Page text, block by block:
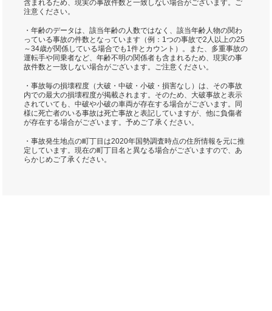
含まれるため、現実の事故件数と一致しない場合がございます。ご
注意ください。
・年齢のデータは、該当年齢の人数ではなく、該当年齢人物の関わ
っている事故の件数となっています（例：1つの事故で2人以上の25
～34歳が関係している場合でも1件とカウント）。また、多重事故の
運転手や同乗者など、年齢不明の関係者も含まれるため、現実の事
故件数と一致しない場合がございます。ご注意ください。
・事故毎の損壊程度（大破・中破・小破・損害なし）は、その事故
内での最大の損壊程度が掲載されます。そのため、大破事故と表示
されていても、中破や小破の車両が存在する場合がございます。同
様に死亡者のいる事故は死亡事故と表記していますが、他に負傷者
が存在する場合がございます。予めご了承ください。
・事故発生地点の町丁目は2020年国勢調査時点の住所情報を元に推
定しています。現在の町丁目名と異なる場合がございますので、あ
らかじめご了承ください。